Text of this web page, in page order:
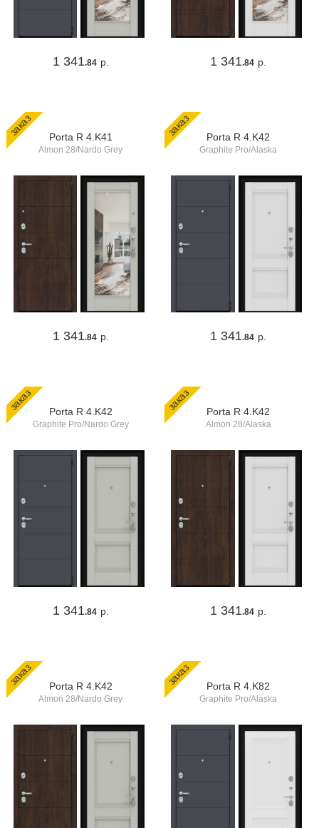
1 341.84 р. 1 341.84 р.
заказ Porta R 4.K41
Almon 28/Nardo Grey
1 341.84 р.
заказ Porta R 4.K42
Graphite Pro/Alaska
1 341.84 р.
заказ Porta R 4.K42
Graphite Pro/Nardo Grey
1 341.84 р.
заказ Porta R 4.K42
Almon 28/Alaska
1 341.84 р.
заказ Porta R 4.K42
Almon 28/Nardo Grey
заказ Porta R 4.K82
Graphite Pro/Alaska